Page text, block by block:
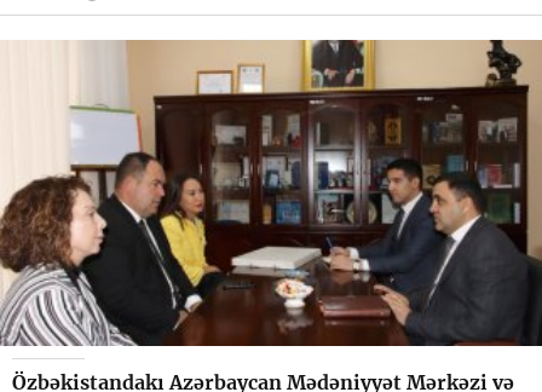
Özbəkistandakı Azərbaycan Mədəniyyət Mərkəzi və